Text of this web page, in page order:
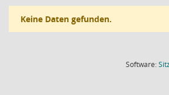
Keine Daten gefunden.
Software: